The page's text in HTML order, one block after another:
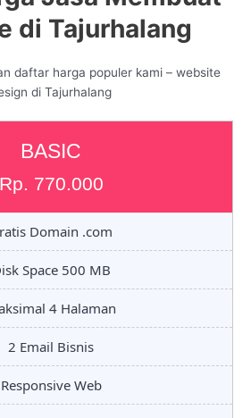
di Tajurhalang
daftar harga populer kami – website
di Tajurhalang
BASIC
Rp. 770.000
Domain .com
Space 500 MB
4 Halaman
2 Email Bisnis
Responsive Web